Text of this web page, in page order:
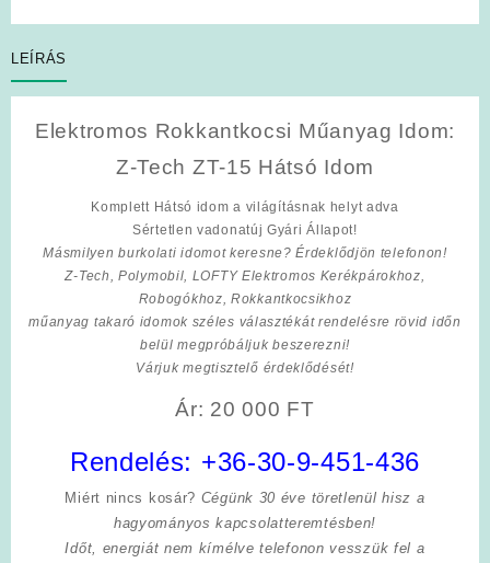
LEÍRÁS
Elektromos Rokkantkocsi Műanyag Idom:
Z-Tech ZT-15 Hátsó Idom
Komplett Hátsó idom a világításnak helyt adva
Sértetlen vadonatúj Gyári Állapot!
Másmilyen burkolati idomot keresne? Érdeklődjön telefonon!
Z-Tech, Polymobil, LOFTY Elektromos Kerékpárokhoz,
Robogókhoz, Rokkantkocsikhoz
műanyag takaró idomok széles választékát rendelésre rövid időn
belül megpróbáljuk beszerezni!
Várjuk megtisztelő érdeklődését!
Ár: 20 000 FT
Rendelés: +36-30-9-451-436
Miért nincs kosár? Cégünk 30 éve töretlenül hisz a
hagyományos kapcsolatteremtésben!
Időt, energiát nem kímélvetelefonon vesszük fel a